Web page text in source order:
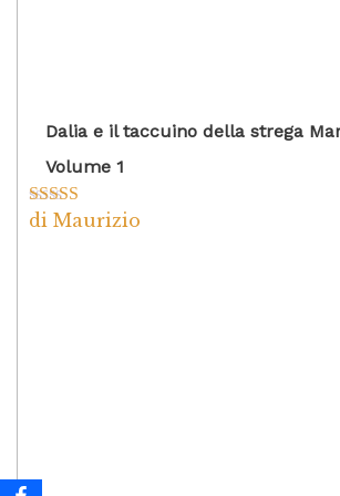
Dalia e il taccuino della strega
Volume 1
Valutato4
di Maurizio